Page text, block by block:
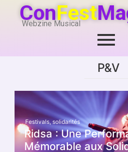
ConFest
Webzine Musical
P&V
Festivals, solidarités
Ridsa : Une
Mémorable aux